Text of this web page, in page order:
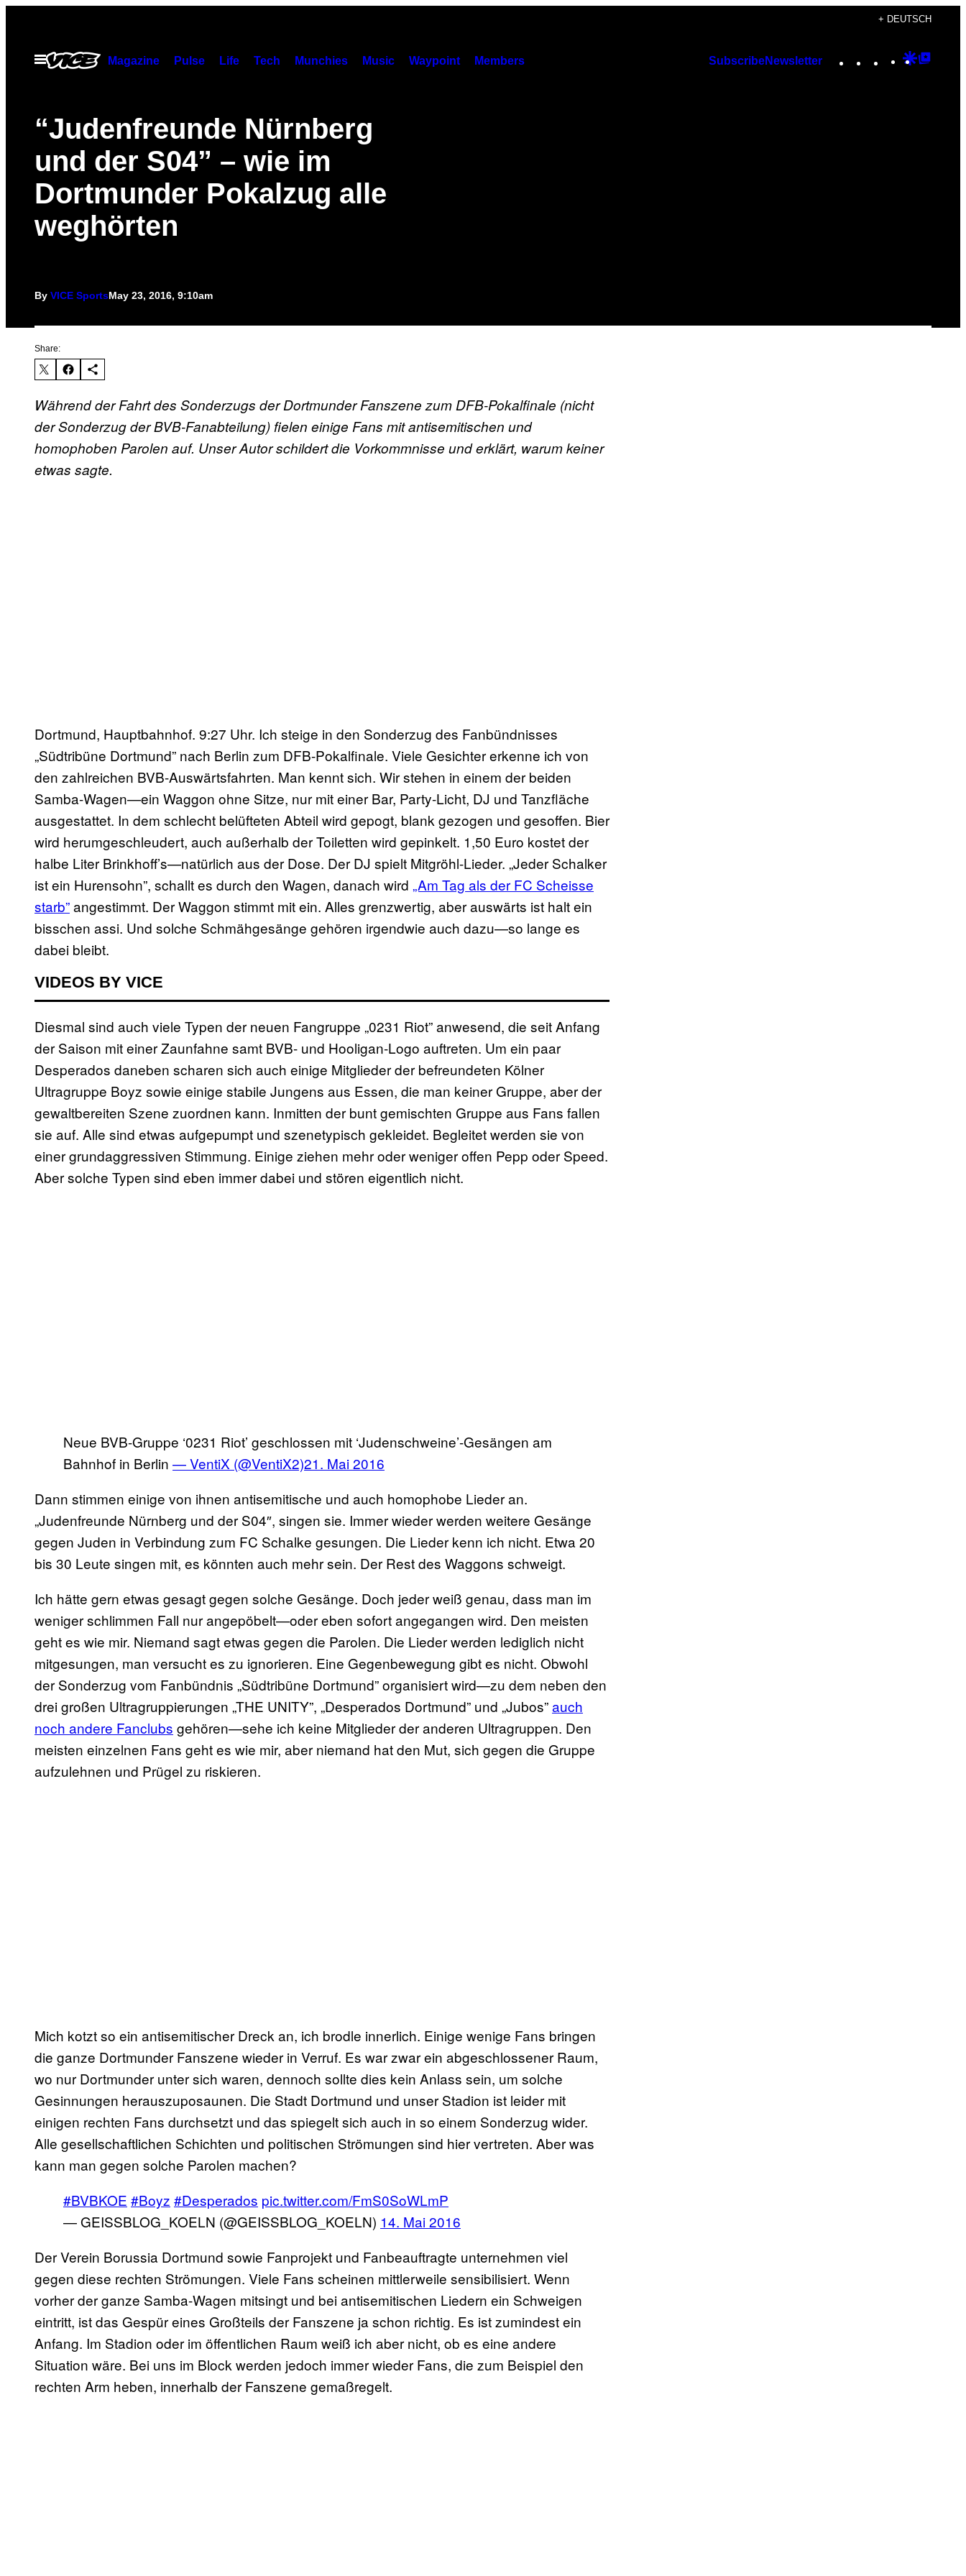
content
+ DEUTSCH
Open
Menu
Magazine Pulse Life Tech Munchies Music Waypoint Members SubscribeNewsletter Instagram
TikTok
YouTube
Google
“Judenfreunde Nürnberg
und der S04” – wie im
Dortmunder Pokalzug alle
weghörten
By VICE SportsMay 23, 2016, 9:10am
Share:
Während der Fahrt des Sonderzugs der Dortmunder Fanszene zum DFB-Pokalfinale (nicht
der Sonderzug der BVB-Fanabteilung) fielen einige Fans mit antisemitischen und
homophoben Parolen auf. Unser Autor schildert die Vorkommnisse und erklärt, warum keiner
etwas sagte.
Dortmund, Hauptbahnhof. 9:27 Uhr. Ich steige in den Sonderzug des Fanbündnisses
„Südtribüne Dortmund” nach Berlin zum DFB-Pokalfinale. Viele Gesichter erkenne ich von
den zahlreichen BVB-Auswärtsfahrten. Man kennt sich. Wir stehen in einem der beiden
Samba-Wagen—ein Waggon ohne Sitze, nur mit einer Bar, Party-Licht, DJ und Tanzfläche
ausgestattet. In dem schlecht belüfteten Abteil wird gepogt, blank gezogen und gesoffen. Bier
wird herumgeschleudert, auch außerhalb der Toiletten wird gepinkelt. 1,50 Euro kostet der
halbe Liter Brinkhoff’s—natürlich aus der Dose. Der DJ spielt Mitgröhl-Lieder. „Jeder Schalker
ist ein Hurensohn”, schallt es durch den Wagen, danach wird „Am Tag als der FC Scheisse
starb”angestimmt. Der Waggon stimmt mit ein. Alles grenzwertig, aber auswärts ist halt ein
bisschen assi. Und solche Schmähgesänge gehören irgendwie auch dazu—so lange es
dabei bleibt.
VIDEOS BY VICE
Diesmal sind auch viele Typen der neuen Fangruppe „0231 Riot” anwesend, die seit Anfang
der Saison mit einer Zaunfahne samt BVB- und Hooligan-Logo auftreten. Um ein paar
Desperados daneben scharen sich auch einige Mitglieder der befreundeten Kölner
Ultragruppe Boyz sowie einige stabile Jungens aus Essen, die man keiner Gruppe, aber der
gewaltbereiten Szene zuordnen kann. Inmitten der bunt gemischten Gruppe aus Fans fallen
sie auf. Alle sind etwas aufgepumpt und szenetypisch gekleidet. Begleitet werden sie von
einer grundaggressiven Stimmung. Einige ziehen mehr oder weniger offen Pepp oder Speed.
Aber solche Typen sind eben immer dabei und stören eigentlich nicht.
Neue BVB-Gruppe ‘0231 Riot’ geschlossen mit ‘Judenschweine’-Gesängen am
Bahnhof in Berlin — VentiX (@VentiX2)21. Mai 2016
Dann stimmen einige von ihnen antisemitische und auch homophobe Lieder an.
„Judenfreunde Nürnberg und der S04″, singen sie. Immer wieder werden weitere Gesänge
gegen Juden in Verbindung zum FC Schalke gesungen. Die Lieder kenn ich nicht. Etwa 20
bis 30 Leute singen mit, es könnten auch mehr sein. Der Rest des Waggons schweigt.
Ich hätte gern etwas gesagt gegen solche Gesänge. Doch jeder weiß genau, dass man im
weniger schlimmen Fall nur angepöbelt—oder eben sofort angegangen wird. Den meisten
geht es wie mir. Niemand sagt etwas gegen die Parolen. Die Lieder werden lediglich nicht
mitgesungen, man versucht es zu ignorieren. Eine Gegenbewegung gibt es nicht. Obwohl
der Sonderzug vom Fanbündnis „Südtribüne Dortmund” organisiert wird—zu dem neben den
drei großen Ultragruppierungen „THE UNITY”, „Desperados Dortmund” und „Jubos”auch
noch andere Fanclubs gehören—sehe ich keine Mitglieder der anderen Ultragruppen. Den
meisten einzelnen Fans geht es wie mir, aber niemand hat den Mut, sich gegen die Gruppe
aufzulehnen und Prügel zu riskieren.
Mich kotzt so ein antisemitischer Dreck an, ich brodle innerlich. Einige wenige Fans bringen
die ganze Dortmunder Fanszene wieder in Verruf. Es war zwar ein abgeschlossener Raum,
wo nur Dortmunder unter sich waren, dennoch sollte dies kein Anlass sein, um solche
Gesinnungen herauszuposaunen. Die Stadt Dortmund und unser Stadion ist leider mit
einigen rechten Fans durchsetzt und das spiegelt sich auch in so einem Sonderzug wider.
Alle gesellschaftlichen Schichten und politischen Strömungen sind hier vertreten. Aber was
kann man gegen solche Parolen machen?
#BVBKOE #Boyz #Desperados pic.twitter.com/FmS0SoWLmP
— GEISSBLOG_KOELN (@GEISSBLOG_KOELN) 14. Mai 2016
Der Verein Borussia Dortmund sowie Fanprojekt und Fanbeauftragte unternehmen viel
gegen diese rechten Strömungen. Viele Fans scheinen mittlerweile sensibilisiert. Wenn
vorher der ganze Samba-Wagen mitsingt und bei antisemitischen Liedern ein Schweigen
eintritt, ist das Gespür eines Großteils der Fanszene ja schon richtig. Es ist zumindest ein
Anfang. Im Stadion oder im öffentlichen Raum weiß ich aber nicht, ob es eine andere
Situation wäre. Bei uns im Block werden jedoch immer wieder Fans, die zum Beispiel den
rechten Arm heben, innerhalb der Fanszene gemaßregelt.